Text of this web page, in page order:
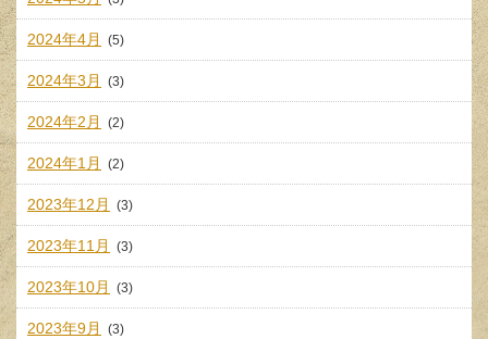
2024年4月 (5)
2024年3月 (3)
2024年2月 (2)
2024年1月 (2)
2023年12月 (3)
2023年11月 (3)
2023年10月 (3)
2023年9月 (3)